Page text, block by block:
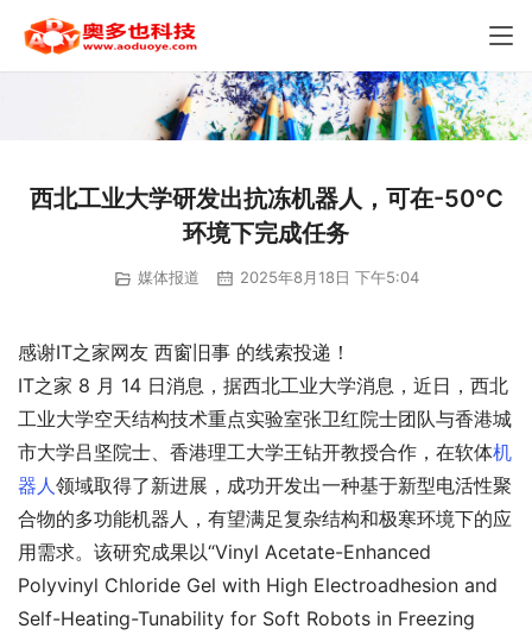
西北工业大学研发出抗冻机器人，可在-50°C
环境下完成任务
媒体报道 2025年8月18日 下午5:04
感谢IT之家网友 西窗旧事 的线索投递！
IT之家 8 月 14 日消息，据西北工业大学消息，近日，西北
工业大学空天结构技术重点实验室张卫红院士团队与香港城
市大学吕坚院士、香港理工大学王钻开教授合作，在软体机
器人 领域取得了新进展，成功开发出一种基于新型电活性聚
合物的多功能机器人，有望满足复杂结构和极寒环境下的应
用需求。该研究成果以“Vinyl Acetate-Enhanced
Polyvinyl Chloride Gel with High Electroadhesion and
Self-Heating-Tunability for Soft Robots in Freezing